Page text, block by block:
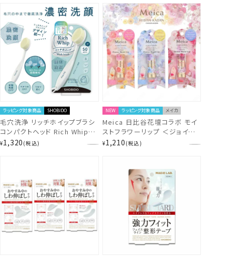
ラッピング対象商品 SHOBIDO
毛穴洗浄 リッチホイップブラシ
コンパクトヘッド Rich Whip
brush Conpact Head
¥1,320 税込
NEW ラッピング対象商品 メイカ
Meica 日比谷花壇コラボ モイ
ストフラワーリップ ＜ジョイフ
ルブーケ/セレニティブーケ/エ
¥1,210 税込